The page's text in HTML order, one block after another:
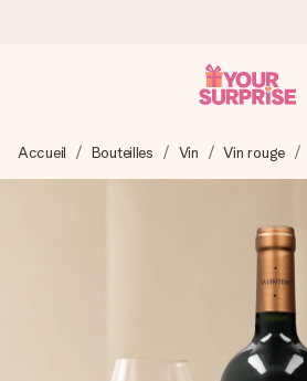
Nous préparons votre cadeau avec
en un éclair – pour que vous
4,9 (sur la base de +15 000
Nos cadeaux sont appréciés. Les
une note de 4,9 sur Google
pays où nous sommes présents).
Accueil Bouteilles Vin Vin rouge